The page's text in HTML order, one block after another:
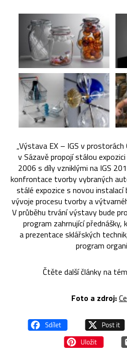
„Výstava EX – IGS v
v Sázavě propojí stálou
2006 s díly vzniklými na IGS
konfrontace tvorby vybraných
stálé expozice s novou instalací
vývoje procesu tvorby a
V průběhu trvání výstavy bude
program zahrnující
a prezentace sklářských
program
Čtěte další články na
Foto a zdroj: